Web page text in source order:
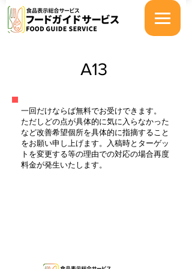
A13
一回だけならば無料でお受けできます。
ただしどの点が具体的に気に入らなかった
など改善希望個所を具体的に指摘すること
をお願い申し上げます。入稿時とターゲッ
トを変更する等の理由での対応の場合再度
料金が発生いたします。